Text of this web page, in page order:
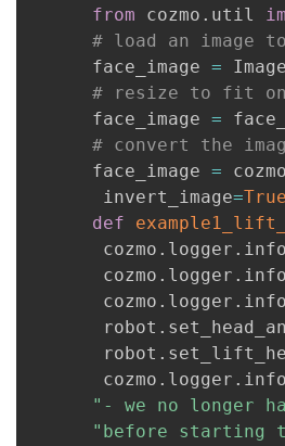
Programs
from cozmo . util
# load an image
      face_image
= Image
# resize to fit on
      face_image
=
# convert the
      face_image
= cozmo
       invert_image
=True
def
       cozmo
. logger . info
       cozmo
. logger . info
       cozmo
. logger . info
       robot
.
       robot
.
       cozmo
. logger . info
"- we no longer
"before starting